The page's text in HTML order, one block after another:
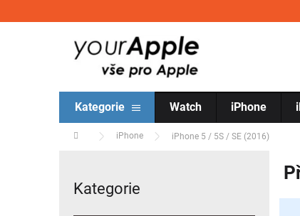
Kategorie Watch iPhone
Domů iPhone iPhone 5 / 5S / SE (2016)
Přeskočit kategorie
Kategorie